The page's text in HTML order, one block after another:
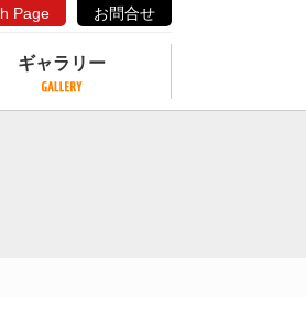
Page お問合せ
ギャラリー